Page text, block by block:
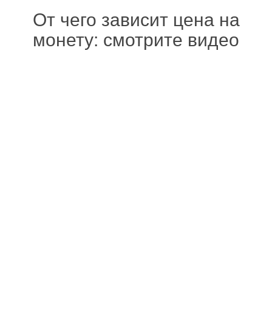
От чего зависит цена на
монету: смотрите видео